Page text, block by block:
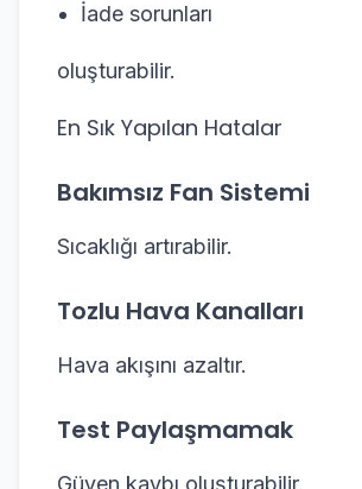
İade sorunları
oluşturabilir.
En Sık Yapılan Hatalar
Bakımsız Fan Sistemi
Sıcaklığı artırabilir.
Tozlu Hava Kanalları
Hava akışını azaltır.
Test Paylaşmamak
Güven kaybı oluşturabilir.